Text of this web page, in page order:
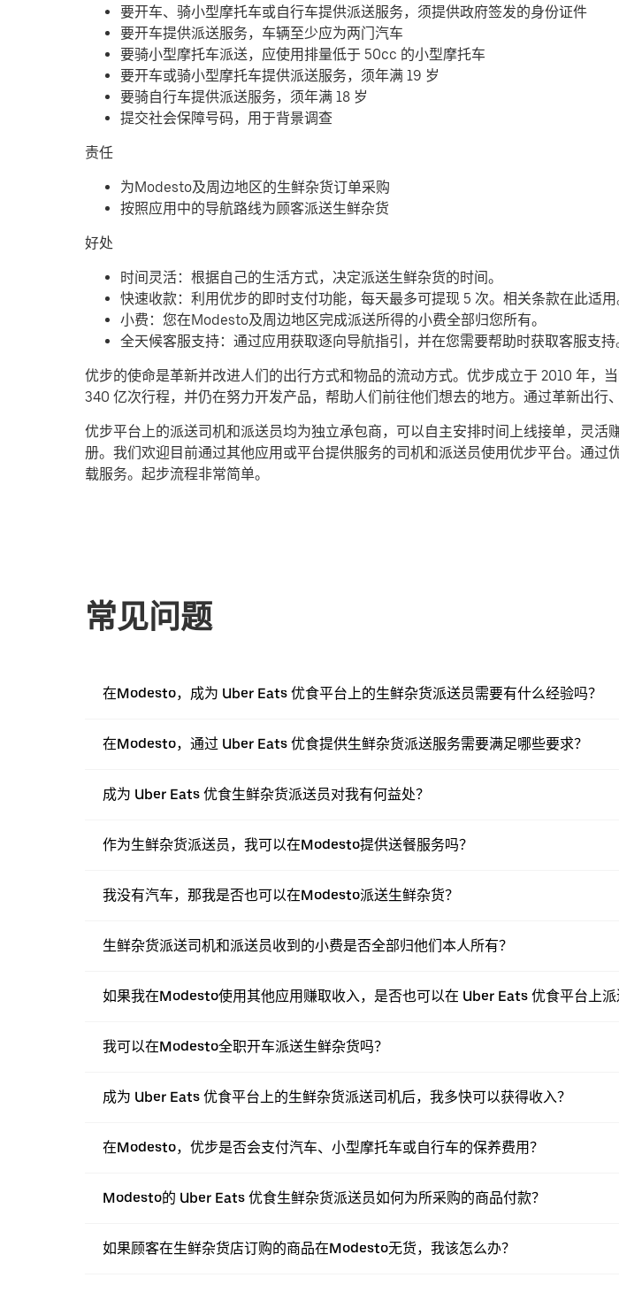
要开车、骑小型摩托车或自行车提供派送服务，须提供政府签发的身份证件
要开车提供派送服务，车辆至少应为两门汽车
要骑小型摩托车派送，应使用排量低于 50cc 的小型摩托车
要开车或骑小型摩托车提供派送服务，须年满 19 岁
要骑自行车提供派送服务，须年满 18 岁
提交社会保障号码，用于背景调查
责任
为Modesto及周边地区的生鲜杂货订单采购
按照应用中的导航路线为顾客派送生鲜杂货
好处
时间灵活：根据自己的生活方式，决定派送生鲜杂货的时间。
快速收款：利用优步的即时支付功能，每天最多可提现 5 次。相关条款在此适用
小费：您在Modesto及周边地区完成派送所得的小费全部归您所有。
全天候客服支持：通过应用获取逐向导航指引，并在您需要帮助时获取客服支持
优步的使命是革新并改进人们的出行方式和物品的流动方式。优步成立于 2010 年，
340 亿次行程，并仍在努力开发产品，帮助人们前往他们想去的地方。通过革新出行
优步平台上的派送司机和派送员均为独立承包商，可以自主安排时间上线接单，灵
册。我们欢迎目前通过其他应用或平台提供服务的司机和派送员使用优步平台。通
载服务。起步流程非常简单。
常见问题
在Modesto，成为 Uber Eats 优食平台上的生鲜杂货派送员需要有什么经验吗？
在Modesto，通过 Uber Eats 优食提供生鲜杂货派送服务需要满足哪些要求？
成为 Uber Eats 优食生鲜杂货派送员对我有何益处？
作为生鲜杂货派送员，我可以在Modesto提供送餐服务吗？
我没有汽车，那我是否也可以在Modesto派送生鲜杂货？
生鲜杂货派送司机和派送员收到的小费是否全部归他们本人所有？
如果我在Modesto使用其他应用赚取收入，是否也可以在 Uber Eats 优食平台上派
我可以在Modesto全职开车派送生鲜杂货吗？
成为 Uber Eats 优食平台上的生鲜杂货派送司机后，我多快可以获得收入？
在Modesto，优步是否会支付汽车、小型摩托车或自行车的保养费用？
Modesto的 Uber Eats 优食生鲜杂货派送员如何为所采购的商品付款？
如果顾客在生鲜杂货店订购的商品在Modesto无货，我该怎么办？